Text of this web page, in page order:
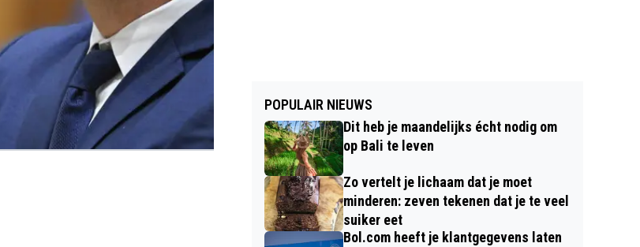
POPULAIR NIEUWS
Dit heb je maandelijks écht nodig om
op Bali te leven
Zo vertelt je lichaam dat je moet
minderen: zeven tekenen dat je te veel
suiker eet
Bol.com heeft je klantgegevens laten